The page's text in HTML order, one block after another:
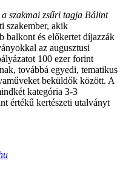
szakmai zsűri tagja Bálint
szakember, akik
balkont és előkertet díjazzák
az augusztusi
100 ezer forint
továbbá egyedi, tematikus
beküldők között. A
kategória 3-3
értékű kertészeti utalványt